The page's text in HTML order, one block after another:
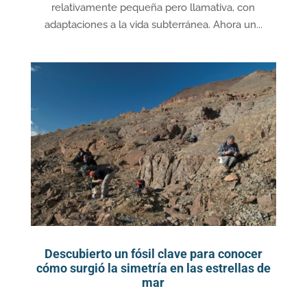
relativamente pequeña pero llamativa, con
adaptaciones a la vida subterránea. Ahora un...
Descubierto un fósil clave para conocer
cómo surgió la simetría en las estrellas de
mar